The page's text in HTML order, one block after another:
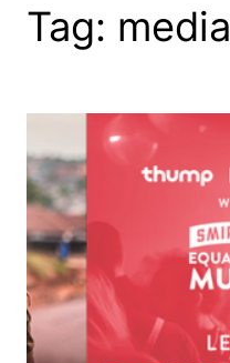
Tag: media